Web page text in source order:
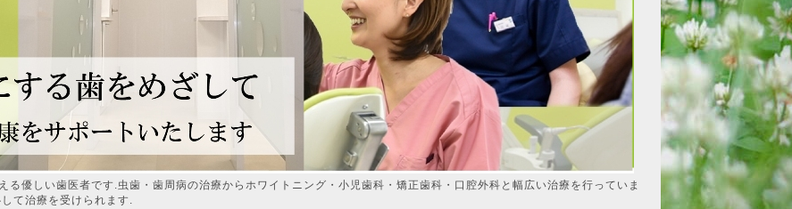
る優しい歯医者です.虫歯・歯周病の治療からホワイトニング・小児歯科・矯正歯科・口腔外科と幅広い治療を行っていま
て治療を受けられます.